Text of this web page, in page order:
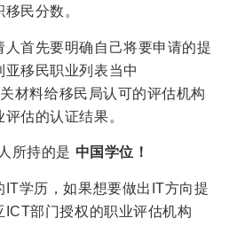
民分数。
首先要明确自己将要申请的提
移民职业列表当中
材料给移民局认可的评估机构
估的认证结果。
所持的是 中国学位！
IT学历，如果想要做出IT方向提
部门授权的职业评估机构